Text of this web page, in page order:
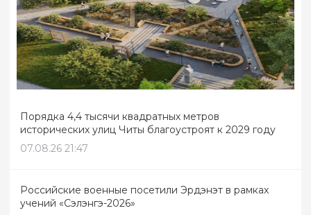
Порядка 4,4 тысячи квадратных метров
исторических улиц Читы благоустроят к 2029 году
07.08.26 21:47
Российские военные посетили Эрдэнэт в рамках
учений «Сэлэнгэ-2026»